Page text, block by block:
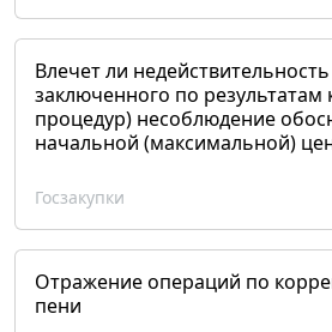
Влечет ли
заключенного по результатам
процедур) несоблюдение
начальной (максимальной)
Госзакупки
Отражение операций по
пени